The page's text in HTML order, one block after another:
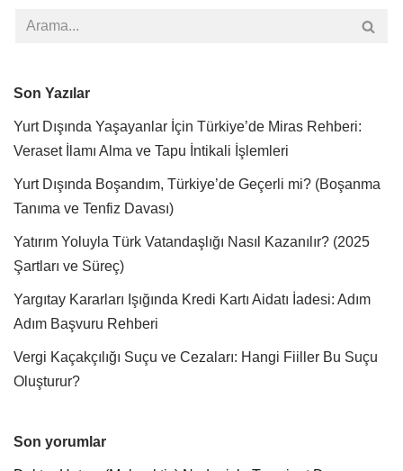
Son Yazılar
Yurt Dışında Yaşayanlar İçin Türkiye’de Miras Rehberi:
Veraset İlamı Alma ve Tapu İntikali İşlemleri
Yurt Dışında Boşandım, Türkiye’de Geçerli mi? (Boşanma
Tanıma ve Tenfiz Davası)
Yatırım Yoluyla Türk Vatandaşlığı Nasıl Kazanılır? (2025
Şartları ve Süreç)
Yargıtay Kararları Işığında Kredi Kartı Aidatı İadesi: Adım
Adım Başvuru Rehberi
Vergi Kaçakçılığı Suçu ve Cezaları: Hangi Fiiller Bu Suçu
Oluşturur?
Son yorumlar